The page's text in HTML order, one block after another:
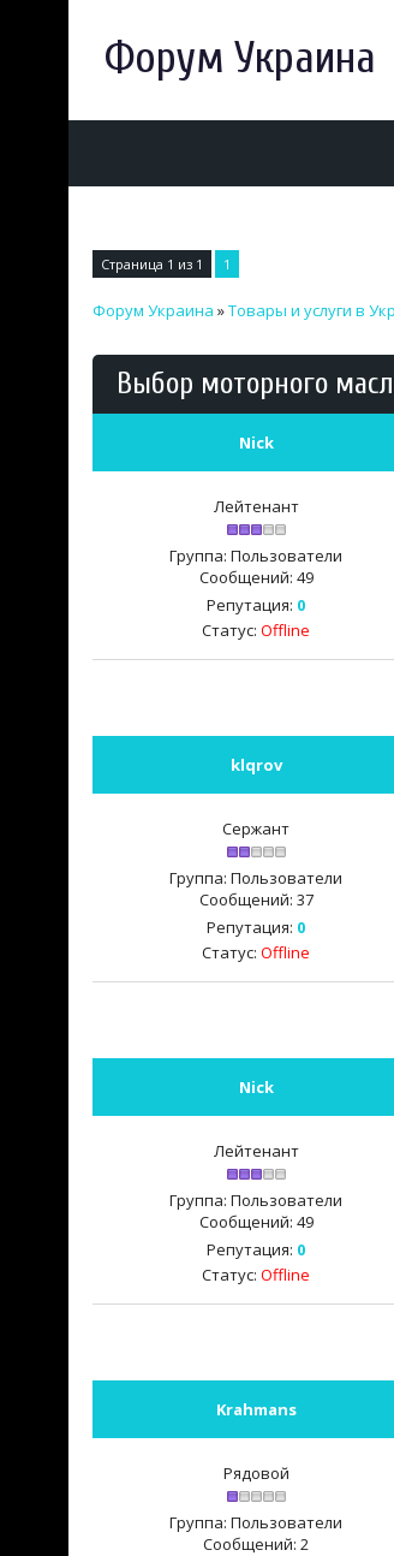
Форум Украина
Страница 1 из 1 1
Форум Украина »Товары и услуги в
Выбор моторного
Nick
Лейтенант
Группа: Пользователи
Сообщений: 49
Репутация: 0
Статус: Offline
klqrov
Сержант
Группа: Пользователи
Сообщений: 37
Репутация: 0
Статус: Offline
Nick
Лейтенант
Группа: Пользователи
Сообщений: 49
Репутация: 0
Статус: Offline
Krahmans
Рядовой
Группа: Пользователи
Сообщений: 2